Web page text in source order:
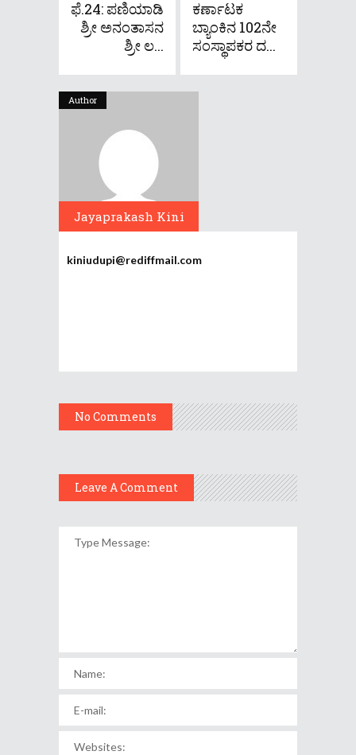
ಫೆ.24: ಪಣಿಯಾಡಿ
ಶ್ರೀ ಅನಂತಾಸನ
ಶ್ರೀ ಲ...
ಕರ್ಣಾಟಕ
ಬ್ಯಾಂಕಿನ 102ನೇ
ಸಂಸ್ಥಾಪಕರ ದ...
Author
Jayaprakash Kini
kiniudupi@rediffmail.com
No Comments
Leave A Comment